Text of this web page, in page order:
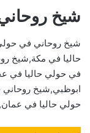
شيخ
شيخ روحاني في
حاليا في مكة,شيخ
في حولي حاليا في
ابوظبي,شيخ
حولي حاليا في